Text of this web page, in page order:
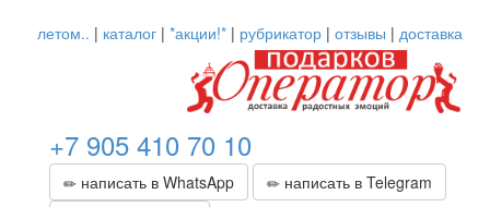
летом.. | каталог | *акции!* | рубрикатор | отзывы | доставка
+7 905 410 70 10
написать в WhatsApp
написать в Telegram